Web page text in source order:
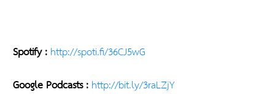
Spotify :http://spoti.fi/36CJ5wG
Google Podcasts :http://bit.ly/3raLZjY